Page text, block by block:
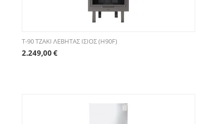
T-90 ΤΖΑΚΙ ΛΕΒΗΤΑΣ ΙΣΙΟΣ (H90F)
2.249,00 €